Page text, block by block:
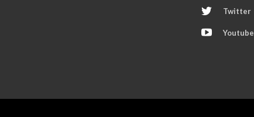
Twitter
Youtube